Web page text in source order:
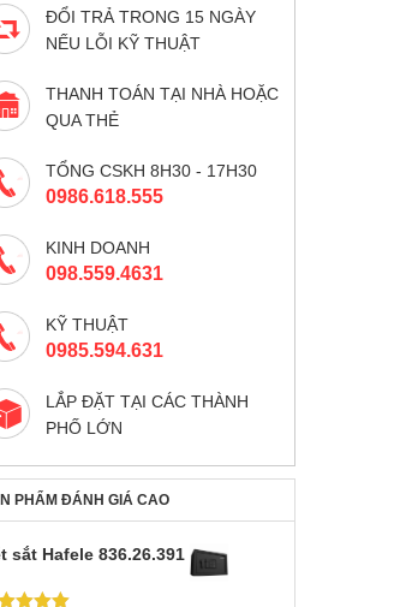
ĐỔI TRẢ TRONG 15 NGÀY
NẾU LỖI KỸ THUẬT
THANH TOÁN TẠI NHÀ HOẶC
QUA THẺ
TỔNG CSKH 8H30 - 17H30
0986.618.555
KINH DOANH
098.559.4631
KỸ THUẬT
0985.594.631
LẮP ĐẶT TẠI CÁC THÀNH
PHỐ LỚN
PHẨM ĐÁNH GIÁ CAO
sắt Hafele 836.26.391